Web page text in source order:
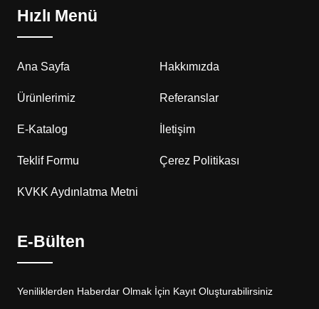
Hızlı Menü
Ana Sayfa Hakkımızda
Ürünlerimiz Referanslar
E-Katalog İletişim
Teklif Formu Çerez Politikası
KVKK Aydınlatma Metni
E-Bülten
Yeniliklerden Haberdar Olmak İçin Kayıt Oluşturabilirsiniz